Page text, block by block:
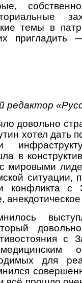
темы в
пригладить
редактор
довольно
хотел дать
в
мировыми
ситуации,
и конфликта с
с
для